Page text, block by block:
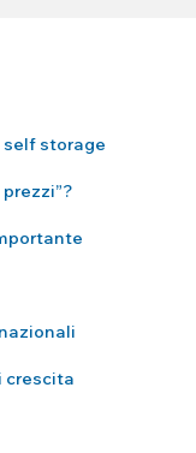
self storage
crescita